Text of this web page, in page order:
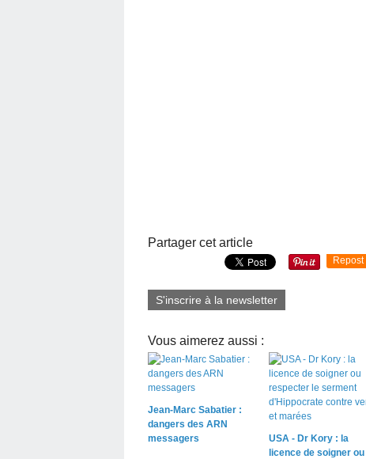
Partager cet article
Repost
S'inscrire à la newsletter
Vous aimerez aussi :
Jean-Marc Sabatier :
dangers des ARN
messagers
USA - Dr Kory : la
licence de soigner ou